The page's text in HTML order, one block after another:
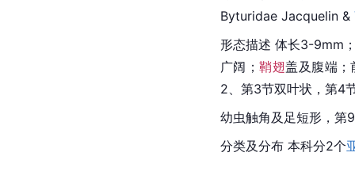
Byturidae Jacquelin &
形态描述 体长3-9mm
广阔； 鞘翅盖及腹端；
2、第3节双叶状，第4
幼虫触角及足短形，第
分类及分布 本科分2个